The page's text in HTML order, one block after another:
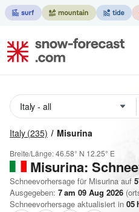
Italy (235) Misurina
Breite/Länge:46.58° N 12.25° E
Misurina:
Schneevorhersage für Misurina auf
Ausgegeben: 7 am 09 Aug 2026
Schneevorhersage aktualisiert in 05